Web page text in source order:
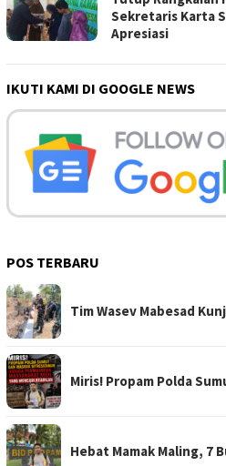
Sekretaris Karta
Apresiasi
IKUTI KAMI DI GOOGLE NEWS
POS TERBARU
Tim Wasev Mabesad
Miris! Propam Polda
Hebat Mamak Maling, 7